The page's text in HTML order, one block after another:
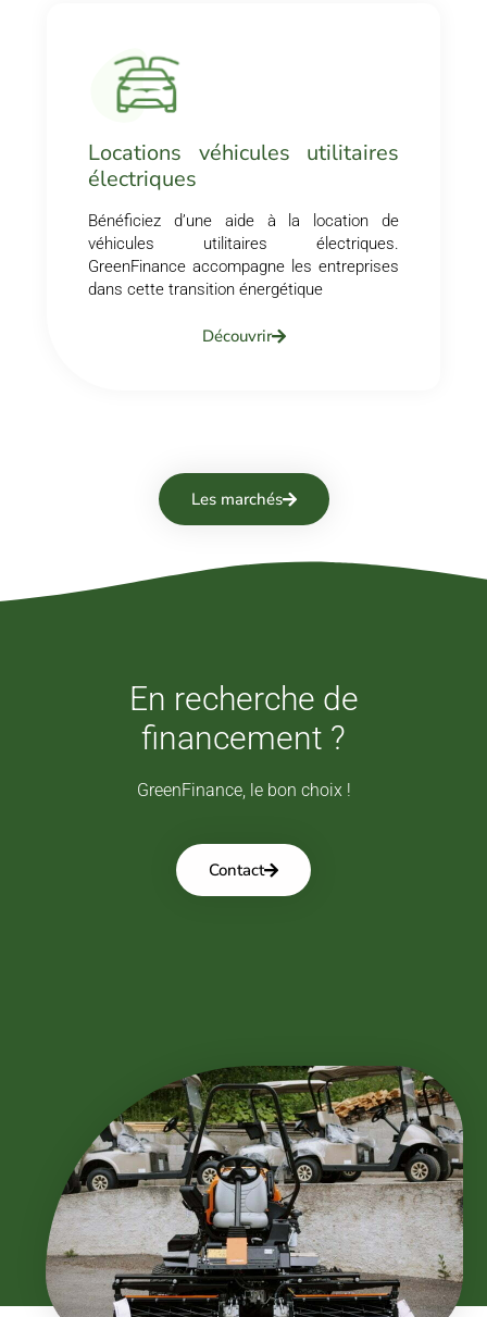
Locations véhicules utilitaires
électriques
Bénéficiez d’une aide à la location de
véhicules utilitaires électriques.
GreenFinance accompagne les entreprises
dans cette transition énergétique
Découvrir
Les marchés
En recherche de
financement ?
GreenFinance, le bon choix !
Contact